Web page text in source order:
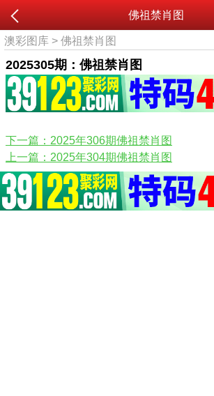
佛祖禁肖图
澳彩图库 >佛祖禁肖图
2025305期：佛祖禁肖图
下一篇：2025年306期佛祖禁肖图
上一篇：2025年304期佛祖禁肖图